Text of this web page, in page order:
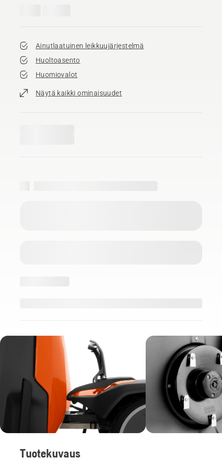
Ainutlaatuinen leikkuujärjestelmä
Huoltoasento
Huomiovalot
Näytä kaikki ominaisuudet
Tuotekuvaus